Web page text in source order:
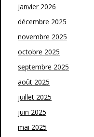
janvier 2026
décembre 2025
novembre 2025
octobre 2025
septembre 2025
août 2025
juillet 2025
juin 2025
mai 2025